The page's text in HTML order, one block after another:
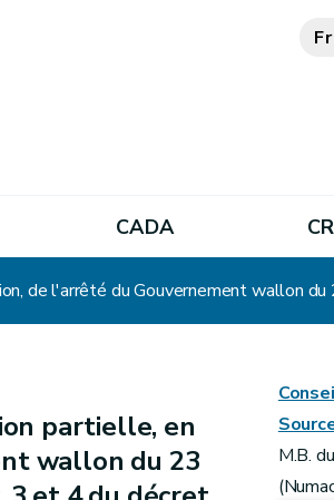
Fr
CADA
partielle, en
wallon du 23
M.B.